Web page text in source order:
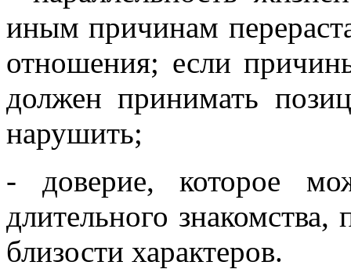
иным причинам
отношения; если
должен принимать
нарушить;
- доверие, которое
длительного
близости характеров.